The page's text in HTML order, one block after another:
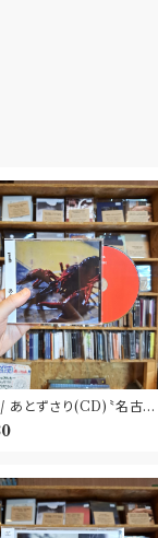
とずさり(CD)〝名古